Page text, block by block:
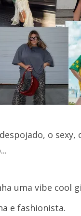
o sexy,
uma vibe cool
e fashionista.